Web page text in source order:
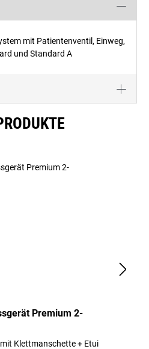
mit Patientenventil, Einweg,
und Standard A
Premium 2-
Klettmanschette + Etui